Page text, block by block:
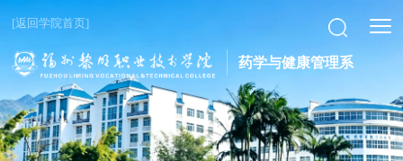
[返回学院首页]
药学与健康管理系